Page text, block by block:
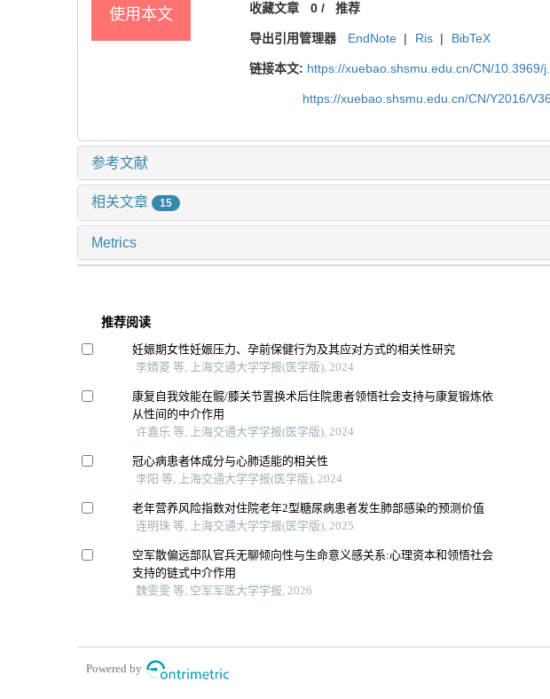
使用本文 收藏文章 0/ 推荐
导出引用管理器 EndNote | Ris | BibTeX
链接本文: https://xuebao.shsmu.edu.cn/CN/10.3969/
https://xuebao.shsmu.edu.cn/CN/Y2016/
参考文献
相关文章 15
Metrics
推荐阅读
妊娠期女性妊娠压力、孕前保健行为及其应对方式的相关性研究
李婧菱 等, 上海交通大学学报(医学版), 2024
康复自我效能在髋/膝关节置换术后住院患者领悟社会支持与康复锻炼依
从性间的中介作用
许嘉乐 等, 上海交通大学学报(医学版), 2024
冠心病患者体成分与心肺适能的相关性
李阳 等, 上海交通大学学报(医学版), 2024
老年营养风险指数对住院老年2型糖尿病患者发生肺部感染的预测价值
连明珠 等, 上海交通大学学报(医学版), 2025
空军散偏远部队官兵无聊倾向性与生命意义感关系:心理资本和领悟社会
支持的链式中介作用
魏雯雯 等, 空军军医大学学报, 2026
Powered by